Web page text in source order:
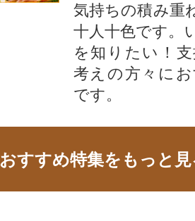
気持ちの積み重
十人十色です。
を知りたい！
考えの方々に
です。
おすすめ特集をもっと